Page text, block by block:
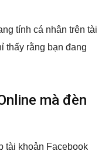
tính cá nhân trên tài
thấy rằng bạn đang
mà đèn
tài khoản Facebook